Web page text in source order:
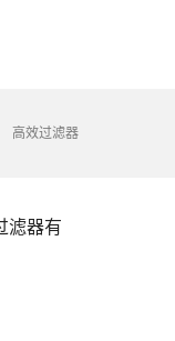
高效过滤器
滤器有